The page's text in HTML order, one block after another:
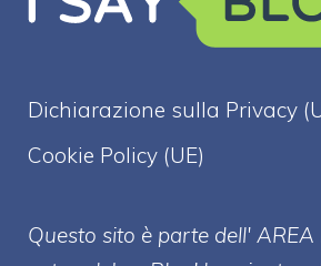
Dichiarazione sulla Privacy
Cookie Policy (UE)
Questo sito è parte dell' AREA